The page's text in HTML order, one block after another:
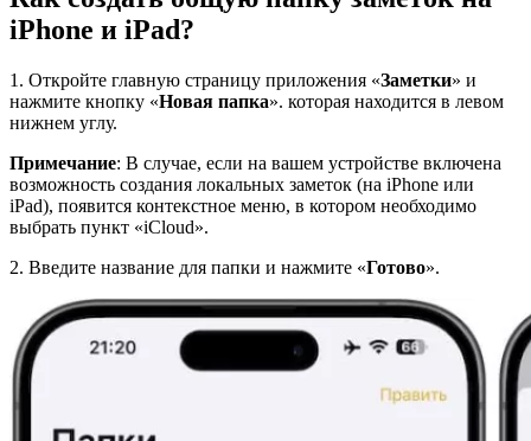
iPhone и iPad?
1. Откройте главную страницу приложения «Заметки» и
нажмите кнопку «Новая папка». которая находится в левом
нижнем углу.
Примечание: В случае, если на вашем устройстве включена
возможность создания локальных заметок (на iPhone или
iPad), появится контекстное меню, в котором необходимо
выбрать пункт «iCloud».
2. Введите название для папки и нажмите «Готово».